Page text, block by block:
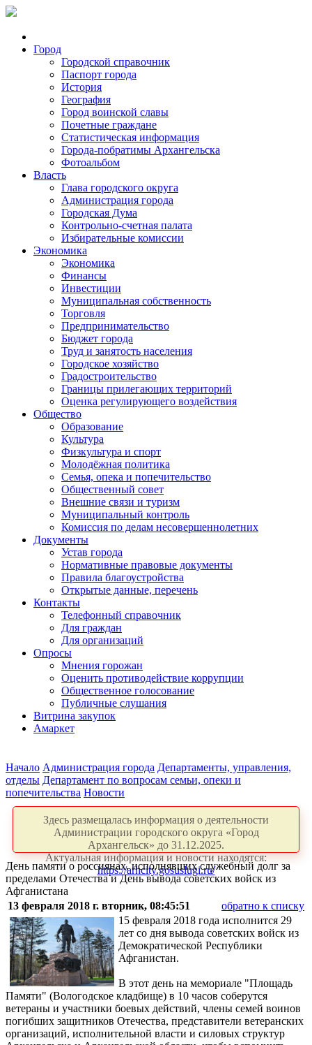
Город
Городской справочник
Паспорт города
История
География
Город воинской славы
Почетные граждане
Статистическая информация
Города-побратимы Архангельска
Фотоальбом
Власть
Глава городского округа
Администрация города
Городская Дума
Контрольно-счетная палата
Избирательные комиссии
Экономика
Экономика
Финансы
Инвестиции
Муниципальная собственность
Торговля
Предпринимательство
Бюджет города
Труд и занятость населения
Городское хозяйство
Градостроительство
Границы прилегающих территорий
Оценка регулирующего воздействия
Общество
Образование
Культура
Физкультура и спорт
Молодёжная политика
Семья, опека и попечительство
Общественный совет
Внешние связи и туризм
Муниципальный контроль
Комиссия по делам несовершеннолетних
Документы
Устав города
Нормативные правовые документы
Правила благоустройства
Открытые данные, перечень
Контакты
Телефонный справочник
Для граждан
Для организаций
Опросы
Мнения горожан
Оценить противодействие коррупции
Общественное голосование
Публичные слушания
Витрина закупок
Амаркет
Начало Администрация города Департаменты, управления,
отделы Департамент по вопросам семьи, опеки и
попечительства Новости
Здесь размещалась информация о деятельности
Администрации городского округа «Город
Архангельск» до 31.12.2025.
Актуальная информация и новости находятся:
https://arhcity.gosuslugi.ru/
День памяти о россиянах, исполнявших служебный долг за
пределами Отечества и День вывода советских войск из
Афганистана
13 февраля 2018 г. вторник, 08:45:51
обратно к списку
15 февраля 2018 года исполнится 29
лет со дня вывода советских войск из
Демократической Республики
Афганистан.
В этот день на мемориале "Площадь
Памяти" (Вологодское кладбище) в 10 часов соберутся
ветераны и участники боевых действий, члены семей воинов
погибших защитников Отечества, представители ветеранских
организаций, исполнительной власти и силовых структур